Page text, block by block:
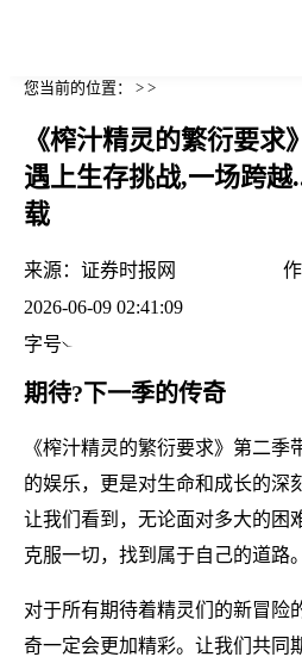
您当前的位置： > >
《榨汁精灵的繁衍要
遇上生存挑战,一场跨越
载
来源： 证券时报网 作
2026-06-09 02:41:09
字号
期待?下一季的传奇
《榨汁精灵的繁衍要求》第二
的娱乐，更是对生命和成长的深
让我们看到，无论面对多大的困
克服一切，找到属于自己的道路。
对于所有期待着精灵们的新冒险
奇一定会更加精彩。让我们共同